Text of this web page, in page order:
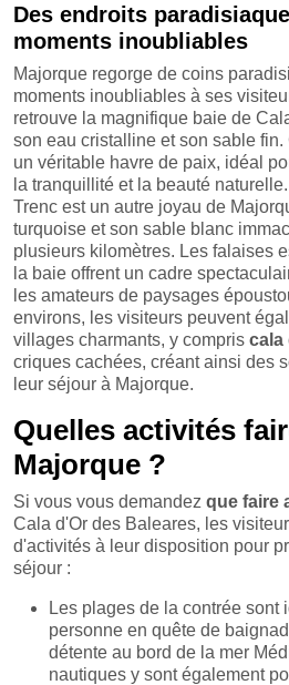
Des endroits
moments inoubliables
Majorque regorge de coins
moments inoubliables à ses
retrouve la magnifique baie de
son eau cristalline et son sable
un véritable havre de paix, idéal
la tranquillité et la beauté
Trenc est un autre joyau de
turquoise et son sable blanc
plusieurs kilomètres. Les falaises
la baie offrent un cadre
les amateurs de paysages
environs, les visiteurs peuvent
villages charmants, y compris cala
criques cachées, créant ainsi des
leur séjour à Majorque.
Quelles activités
Majorque ?
Si vous vous demandez que faire
Cala d'Or des Baleares, les
d'activités à leur disposition pour
séjour :
Les plages de la contrée sont
personne en quête de
détente au bord de la mer
nautiques y sont également